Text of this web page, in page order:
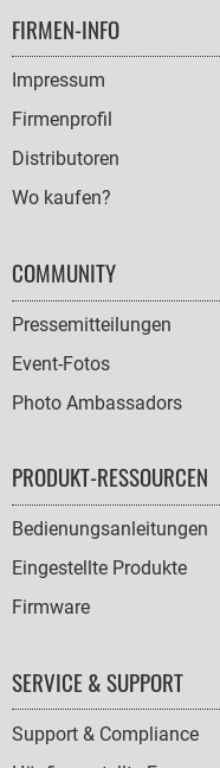
FOOTER
NAVIGATION
FIRMEN-INFO
Impressum
Firmenprofil
Distributoren
Wo kaufen?
COMMUNITY
Pressemitteilungen
Event-Fotos
Photo Ambassadors
PRODUKT-RESSOURCEN
Bedienungsanleitungen
Eingestellte Produkte
Firmware
SERVICE & SUPPORT
Support & Compliance